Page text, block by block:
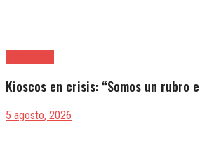
Kioscos en crisis: “Somos un rubro
5 agosto, 2026